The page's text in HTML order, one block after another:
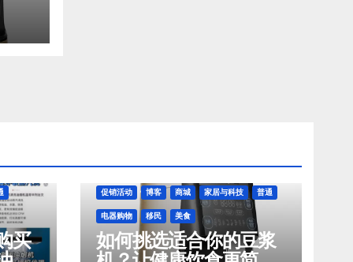
买
促销活动 博客 商城 家居与科技 普通
电器购物 移民 美食
如何挑选适合你的豆浆